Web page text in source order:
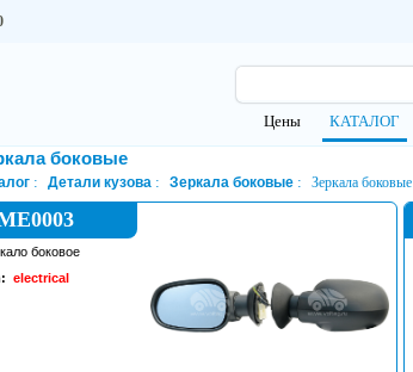
Цены КАТАЛОГ
боковые
Детали кузова Зеркала боковые Зеркала боковые
боковое
electrical